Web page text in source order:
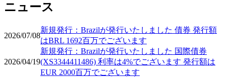
ニュース
2026/07/08
新規発行：Brazilが発行いたしました 債券 発行額
はBRL 1692百万でございます
2026/04/19
新規発行：Brazilが発行いたしました 国際債券
(XS3344411486) 利率は4%でございます 発行額は
EUR 2000百万でございます